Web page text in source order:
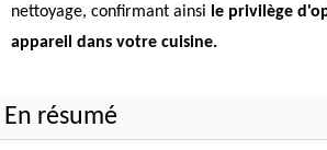
nettoyage, confirmant ainsi le privilège
appareil dans votre cuisine.
En résumé